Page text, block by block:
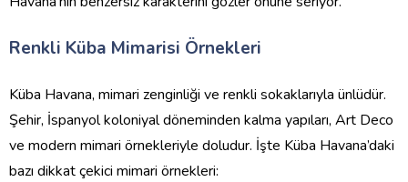
Renkli Küba Mimarisi Örnekleri
Küba Havana, mimari zenginliği ve renkli sokaklarıyla ünlüdür.
Şehir, İspanyol koloniyal döneminden kalma yapıları, Art Deco
ve modern mimari örnekleriyle doludur. İşte Küba Havana’daki
bazı dikkat çekici mimari örnekleri: